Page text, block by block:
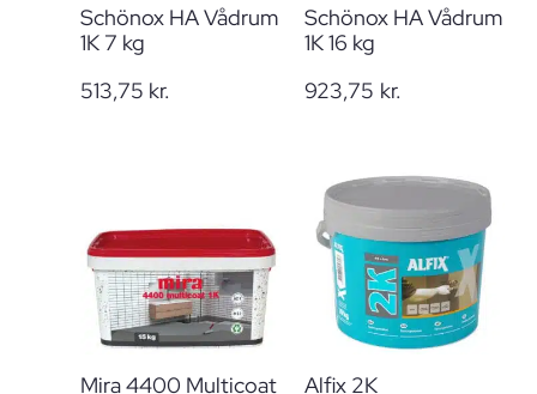
Schönox HA Vådrum
1K 7 kg
513,75 kr.
Schönox HA Vådrum
1K 16 kg
923,75 kr.
Mira 4400 Multicoat
Alfix 2K